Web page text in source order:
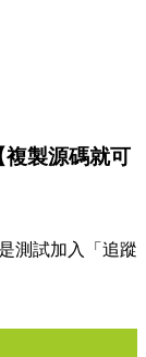
製源碼就可
測試加入「追蹤